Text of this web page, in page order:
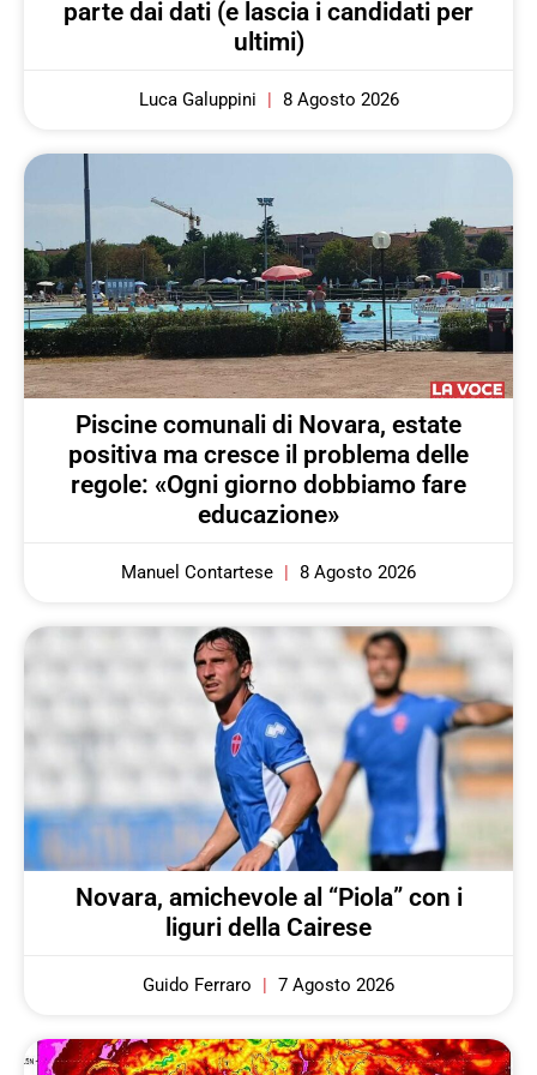
parte dai dati (e lascia i candidati per
ultimi)
Luca Galuppini 8 Agosto 2026
Piscine comunali di Novara, estate
positiva ma cresce il problema delle
regole: «Ogni giorno dobbiamo fare
educazione»
Manuel Contartese 8 Agosto 2026
Novara, amichevole al “Piola” con i
liguri della Cairese
Guido Ferraro 7 Agosto 2026